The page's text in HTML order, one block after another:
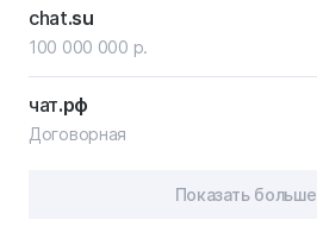
chat.su
100 000 000 р.
чат.рф
Договорная
Показать больше